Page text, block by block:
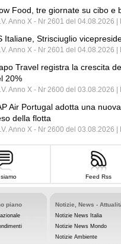
Food, tre giornate su cibo e
Anno X - Nr 2601 del 04.08.2026 |
Italiane, Strisciuglio
Anno X - Nr 2601 del 04.08.2026 |
Travel registra la crescita
20%
Anno X - Nr 2600 del 03.08.2026 |
Air Portugal adotta una
della flotta
Anno X - Nr 2600 del 03.08.2026
Feed Rss
piano Notizie, News -
Notizie News Italia
Notizie News Mondo
Notizie Ambiente